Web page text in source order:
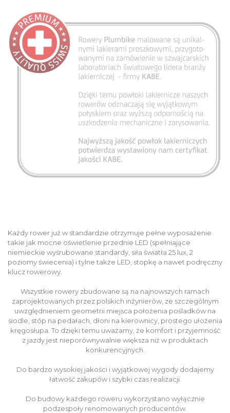
Każdy rower już w standardzie otrzymuje pełne wyposażenie
takie jak mocne oświetlenie przednie LED (spełniające
niemieckie wyśrubowane standardy, siła światła 25 lux, 2
poziomy świecenia) i tylne także LED, stopkę a nawet podręczny
klucz rowerowy.
Wszystkie rowery zbudowane są na najnowszych ramach
zaprojektowanych przez polskich inżynierów, ze szczególnym
uwzględnieniem geometrii miejsca położenia pośladków na
siodle, stóp na pedałach, dłoni na kierownicy, prostego ułożenia
kręgosłupa. To dzięki temu uważamy, że komfort i przyjemność
z jazdy jest nieporównywalnie większa niż w produktach
konkurencyjnych.
Do bardzo wysokiej jakości i wyjątkowej wygody dodajemy
łatwość zakupów i szybki czas realizacji.
Do budowy każdego roweru wykorzystano wyłącznie
podzespoły renomowanych producentów.